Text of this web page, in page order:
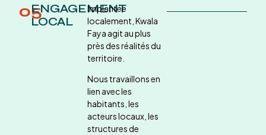
05ENGAGEMENT
LOCAL
Implantée
localement, Kwala
Faya agit au plus
près des réalités du
territoire.
Nous travaillons en
lien avec les
habitants, les
acteurs locaux, les
structures de